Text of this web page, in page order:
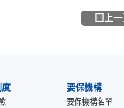
回上
度 要保機構
要保機構名單